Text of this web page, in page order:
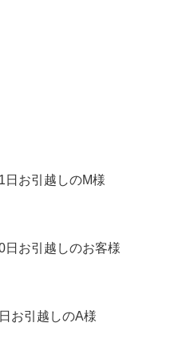
日お引越しのM様
日お引越しのお客様
お引越しのA様